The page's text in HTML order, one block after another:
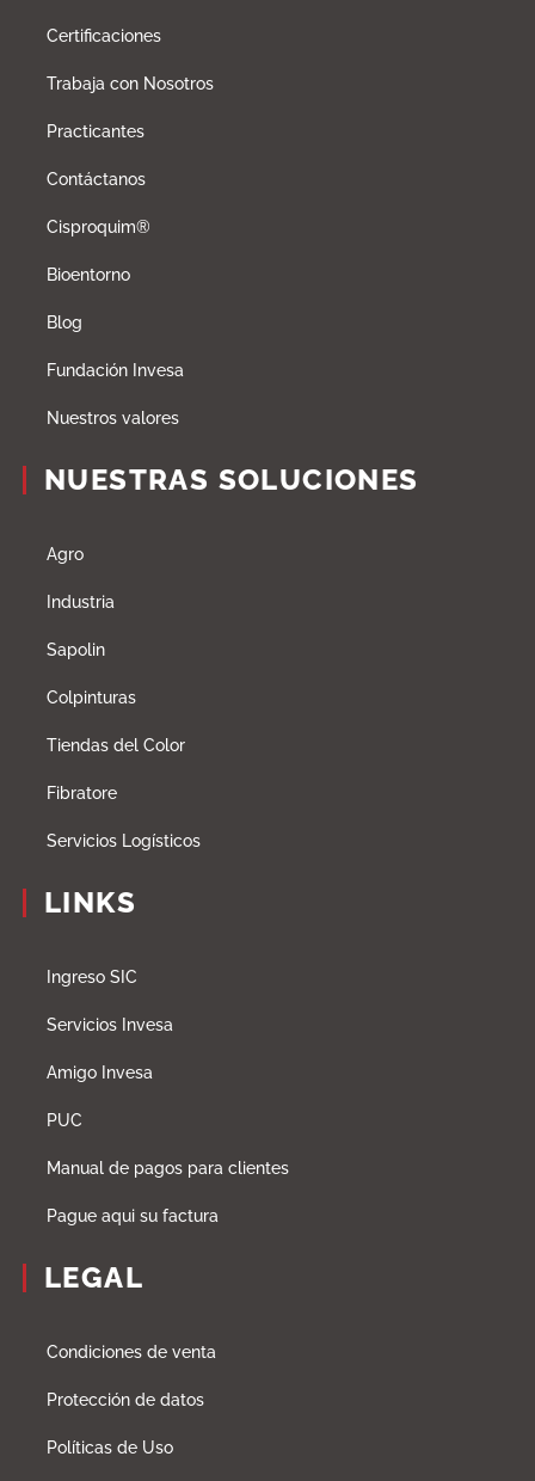
Certificaciones
Trabaja con Nosotros
Practicantes
Contáctanos
Cisproquim®
Bioentorno
Blog
Fundación Invesa
Nuestros valores
NUESTRAS SOLUCIONES
Agro
Industria
Sapolin
Colpinturas
Tiendas del Color
Fibratore
Servicios Logísticos
LINKS
Ingreso SIC
Servicios Invesa
Amigo Invesa
PUC
Manual de pagos para clientes
Pague aqui su factura
LEGAL
Condiciones de venta
Protección de datos
Políticas de Uso